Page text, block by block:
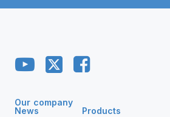
Our company
News
Products